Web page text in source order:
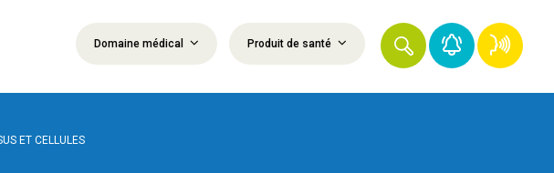
Domaine médical Produit de santé
ET CELLULES